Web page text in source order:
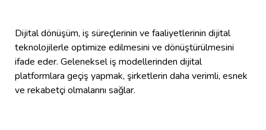
Dijital dönüşüm, iş süreçlerinin ve faaliyetlerinin dijital
teknolojilerle optimize edilmesini ve dönüştürülmesini
ifade eder. Geleneksel iş modellerinden dijital
platformlara geçiş yapmak, şirketlerin daha verimli, esnek
ve rekabetçi olmalarını sağlar.